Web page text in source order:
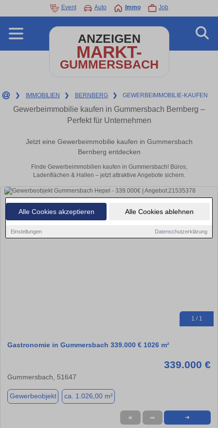
Alle Cookies akzeptieren Alle Cookies ablehnen
Einstellungen Datenschutzerklärung
Event Auto Immo Job
ANZEIGEN
MARKT-
GUMMERSBACH
❯ IMMOBILIEN ❯ BERNBERG ❯ GEWERBEIMMOBILIE-KAUFEN
Gewerbeimmobilie kaufen in Gummersbach Bernberg –
Perfekt für Unternehmen
Jetzt eine Gewerbeimmobilie kaufen in Gummersbach
Bernberg entdecken
Finde Gewerbeimmobilien kaufen in Gummersbach! Büros,
Ladenflächen & Hallen – jetzt attraktive Angebote sichern.
1 / 1
Gastronomie in Gummersbach 339.000 € 1026 m²
339.000 €
Gummersbach, 51647
Gewerbeobjekt ca. 1.026,00 m²
★ ➦ ➜